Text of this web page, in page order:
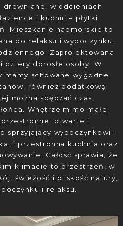
drewniane, w odcieniach
i kuchni – płytki
Mieszkanie nadmorskie to
do relaksu i wypoczynku,
Zaprojektowana
cztery dorosłe osoby. W
mamy schowane wygodne
również dodatkową
można spędzać czas,
Wnętrze mimo małej
otwarte i
sprzyjający wypoczynkowi –
i przestronna kuchnia oraz
Całość sprawia, że
klimacie to przestrzeń, w
świeżość i bliskość natury,
i relaksu.